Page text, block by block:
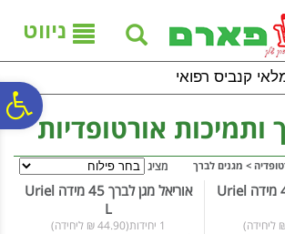
נגישות
אתר
המרכזי
ניווט
קנביס רפואי
ותמיכות אורטופדיות
> מגנים לברך מציג
אוריאל מגן לברך 45 מידה Uriel
אוריאל מגן לברך 45 מידה Uriel
L
1 יחידות(44.90 ₪ ליחידה)